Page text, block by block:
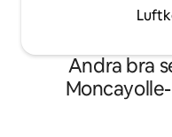
Andra bra